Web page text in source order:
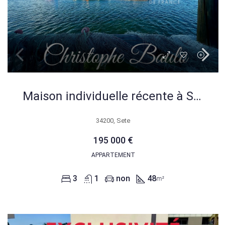
Maison individuelle récente à Sète, quartier Pointe Courte, 3 chambres, forte rentabilité
34200, Sete
195 000 €
APPARTEMENT
3 1 non 48m²